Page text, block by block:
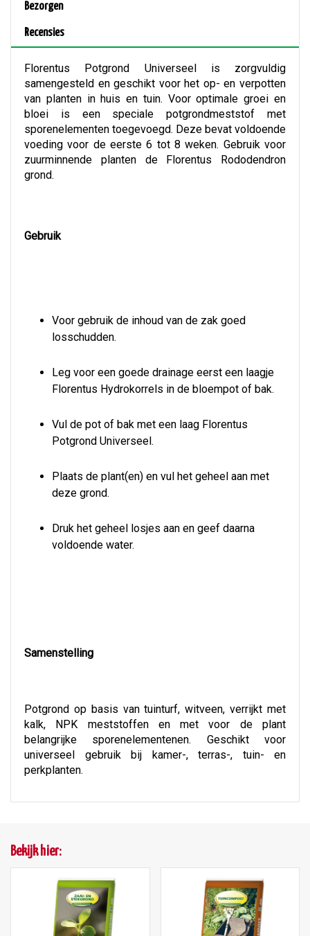
Bezorgen
Recensies
Florentus Potgrond Universeel is zorgvuldig
samengesteld en geschikt voor het op- en verpotten
van planten in huis en tuin. Voor optimale groei en
bloei is een speciale potgrondmeststof met
sporenelementen toegevoegd. Deze bevat voldoende
voeding voor de eerste 6 tot 8 weken. Gebruik voor
zuurminnende planten de Florentus Rododendron
grond.
Gebruik
Voor gebruik de inhoud van de zak goed
losschudden.
Leg voor een goede drainage eerst een laagje
Florentus Hydrokorrels in de bloempot of bak.
Vul de pot of bak met een laag Florentus
Potgrond Universeel.
Plaats de plant(en) en vul het geheel aan met
deze grond.
Druk het geheel losjes aan en geef daarna
voldoende water.
Samenstelling
Potgrond op basis van tuinturf, witveen, verrijkt met
kalk, NPK meststoffen en met voor de plant
belangrijke sporenelementenen. Geschikt voor
universeel gebruik bij kamer-, terras-, tuin- en
perkplanten.
Bekijk hier: